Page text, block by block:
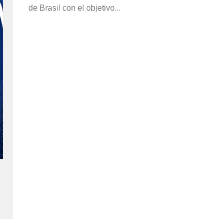
de Brasil con el objetivo...